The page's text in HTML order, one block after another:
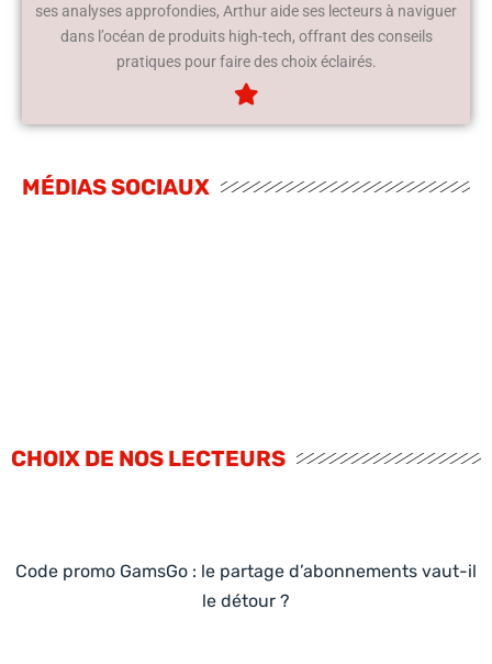
ses analyses approfondies, Arthur aide ses lecteurs à naviguer
dans l’océan de produits high-tech, offrant des conseils
pratiques pour faire des choix éclairés.
MÉDIAS SOCIAUX
CHOIX DE NOS LECTEURS
Code promo GamsGo : le partage d’abonnements vaut-il
le détour ?